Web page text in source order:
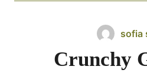
sofia
Crunchy